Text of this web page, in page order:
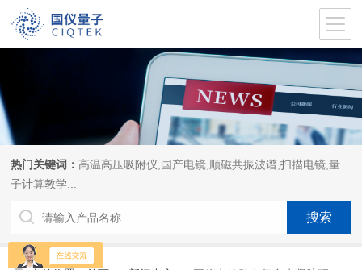
热门关键词： 高温高压吸附仪,国产电镜,顺磁共振波谱,扫描电镜,量
子计算教学...